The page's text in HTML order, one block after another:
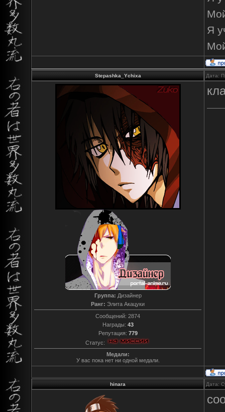
Я
Stepashka_Ychixa Дата:
Группа: Дизайнер
Ранг: Элита Акацуки
Сообщений: 2874
Награды: 43
Репутация: 779
Статус:
Медали:
У вас пока нет ни одной медали.
hinara Дата: